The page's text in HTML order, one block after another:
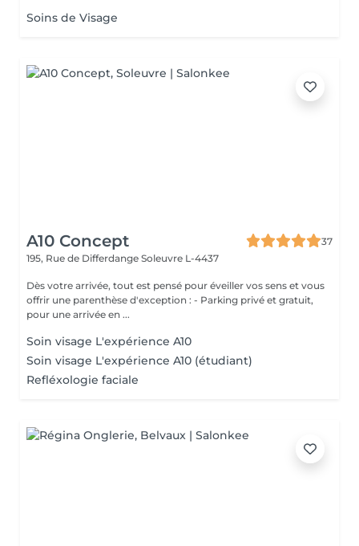
Soins de Visage
A10 Concept
37
195, Rue de Differdange Soleuvre L-4437
Dès votre arrivée, tout est pensé pour éveiller vos sens et vous
offrir une parenthèse d'exception : - Parking privé et gratuit,
pour une arrivée en ...
Soin visage L'expérience A10
Soin visage L'expérience A10 (étudiant)
Refléxologie faciale